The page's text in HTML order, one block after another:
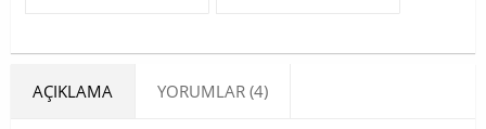
AÇIKLAMA YORUMLAR (4)